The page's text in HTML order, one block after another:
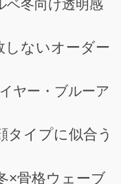
ベ冬向け透明感
しないオーダー
ヤー・ブルーア
タイプに似合う
×骨格ウェーブ